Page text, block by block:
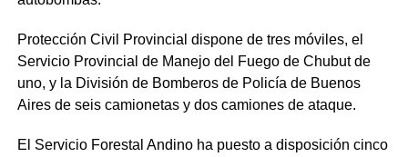
Protección Civil Provincial dispone de tres móviles, el
Servicio Provincial de Manejo del Fuego de Chubut de
uno, y la División de Bomberos de Policía de Buenos
Aires de seis camionetas y dos camiones de ataque.
El Servicio Forestal Andino ha puesto a disposición cinco